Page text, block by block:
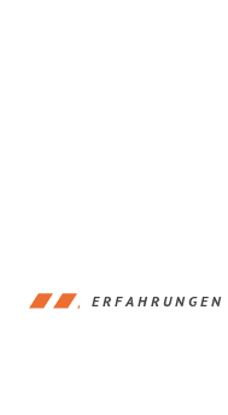
ERFAHRUNGEN